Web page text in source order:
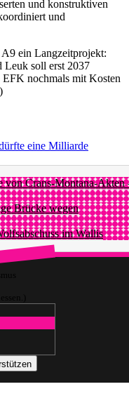
und konstruktiven
und
ein Langzeitprojekt:
Leuk soll erst 2037
nochmals mit Kosten
eine Milliarde
von Crans-Montana-Akten
Brücke wegen
im Wallis